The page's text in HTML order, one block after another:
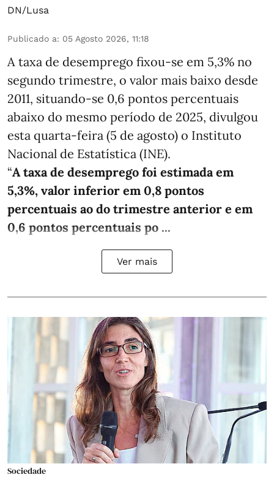
DN/Lusa
Publicado a: 05 Agosto 2026, 11:18
A taxa de desemprego fixou-se em 5,3% no
segundo trimestre, o valor mais baixo desde
2011, situando-se 0,6 pontos percentuais
abaixo do mesmo período de 2025, divulgou
esta quarta-feira (5 de agosto) o Instituto
Nacional de Estatística (INE).
“A taxa de desemprego foi estimada em
5,3%, valor inferior em 0,8 pontos
percentuais ao do trimestre anterior e em
0,6 pontos percentuais po ...
Ver mais
Sociedade